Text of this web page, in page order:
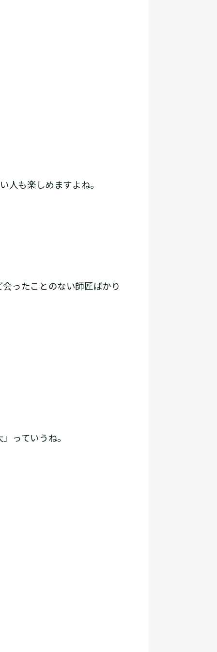
も楽しめますよね。
ったことのない師匠ばかり
っていうね。